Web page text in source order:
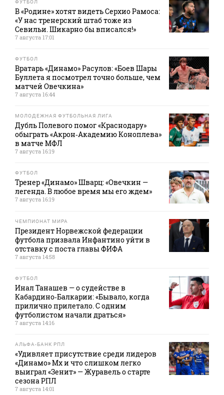
ФУТБОЛ
В «Родине» хотят видеть Серхио Рамоса:
«У нас тренерский штаб тоже из
Севильи. Шикарно бы вписался!»
7 августа 17:01
ФУТБОЛ
Вратарь «Динамо» Расулов: «Боев Шары
Буллета я посмотрел точно больше, чем
матчей Овечкина»
7 августа 16:44
МОЛОДЕЖНАЯ ФУТБОЛЬНАЯ ЛИГА
Дубль Полевого помог «Краснодару»
обыграть «Акрон‑Академию Коноплева»
в матче МФЛ
7 августа 16:19
ФУТБОЛ
Тренер «Динамо» Шварц: «Овечкин —
легенда. В любое время мы его ждем»
7 августа 16:19
ЧЕМПИОНАТ МИРА
Президент Норвежской федерации
футбола призвала Инфантино уйти в
отставку с поста главы ФИФА
7 августа 14:58
ФУТБОЛ
Инал Танашев — о судействе в
Кабардино‑Балкарии: «Бывало, когда
прилично прилетало. С одним
футболистом начали драться»
7 августа 14:16
АЛЬФА-БАНК РПЛ
«Удивляет присутствие среди лидеров
«Динамо» Мх и что слишком легко
выиграл «Зенит» — Журавель о старте
сезона РПЛ
7 августа 14:01